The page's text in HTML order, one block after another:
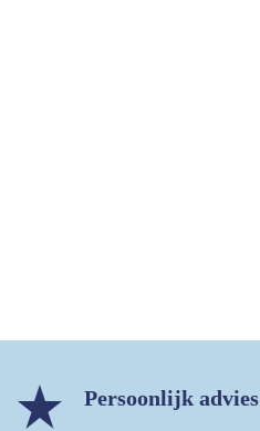
Persoonlijk advies